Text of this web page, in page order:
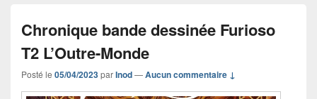
Chronique bande dessinée Furioso
T2 L’Outre-Monde
Posté le 05/04/2023parInod—Aucun commentaire ↓